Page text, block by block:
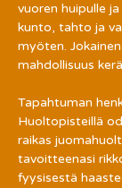
vuoren huipulle
kunto, tahto ja
myöten.
mahdollisuus
Tapahtuman
Huoltopisteillä
raikas
tavoitteenasi
fyysisestä